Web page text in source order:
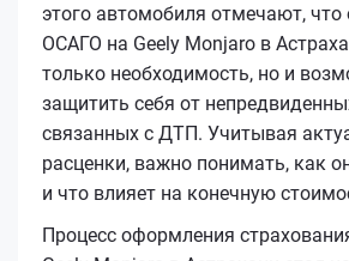
этого автомобиля отмечают,
ОСАГО на Geely Monjaro в
только необходимость, но и
защитить себя от
связанных с ДТП. Учитывая
расценки, важно понимать, как
и что влияет на конечную
Процесс оформления